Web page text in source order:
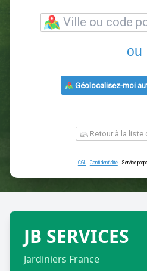
Entrez le
Retour à
JB SERVICES
Jardiniers France